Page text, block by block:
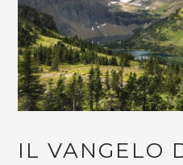
IL VANGELO